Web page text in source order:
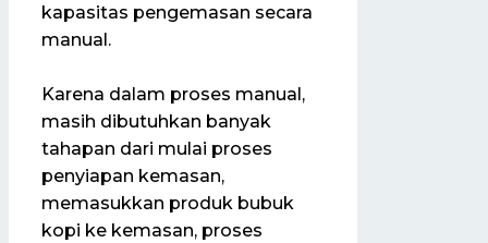
kapasitas pengemasan secara
manual.
Karena dalam proses manual,
masih dibutuhkan banyak
tahapan dari mulai proses
penyiapan kemasan,
memasukkan produk bubuk
kopi ke kemasan, proses